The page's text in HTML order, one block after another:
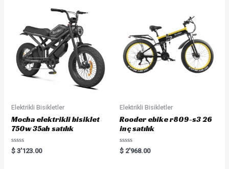
Elektrikli Bisikletler
Mocha elektrikli bisiklet
750w 35ah satılık
Rated
0
$ 3'123.00
Elektrikli Bisikletler
Rooder ebike r809-s3 26
inç satılık
Rated
0
$ 2'968.00